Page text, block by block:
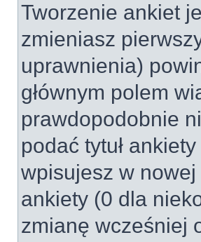
Tworzenie ankiet
zmieniasz
uprawnienia)
głównym polem
prawdopodobnie
podać tytuł
wpisujesz w
ankiety (0 dla
zmianę wcześniej